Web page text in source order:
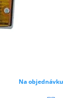
Na objednávku